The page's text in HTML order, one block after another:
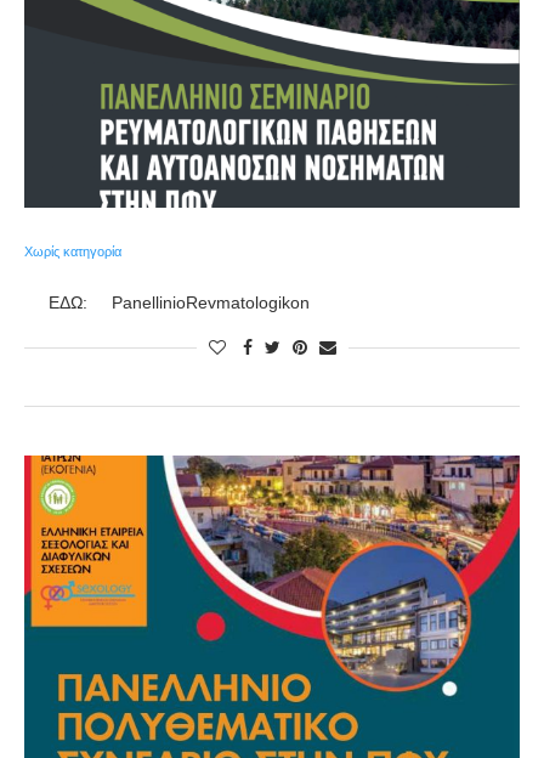
Χωρίς κατηγορία
ΕΔΩ: PanellinioRevmatologikon